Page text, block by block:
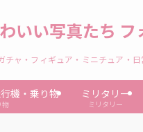
いい写真たち フ
チャ・フィギュア・ミニチュア・
機・乗り物
物
ミリタリー
ミリタリー